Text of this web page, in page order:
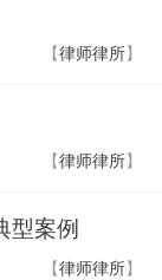
【律师律所】
【律师律所】
型案例
【律师律所】